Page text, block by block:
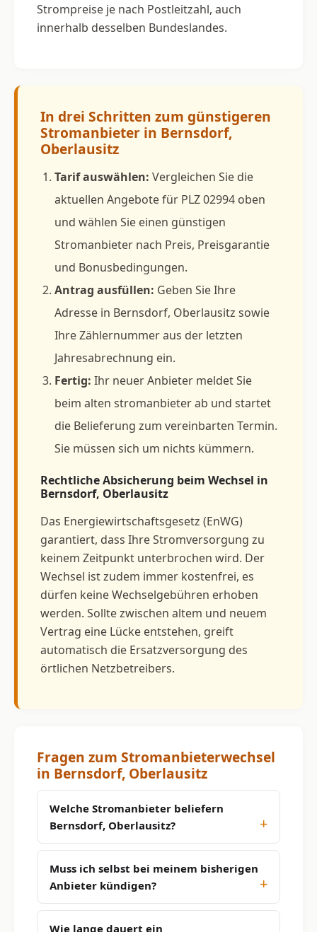
Strompreise je nach Postleitzahl, auch
innerhalb desselben Bundeslandes.
In drei Schritten zum günstigeren
Stromanbieter in Bernsdorf,
Oberlausitz
Tarif auswählen: Vergleichen Sie die
aktuellen Angebote für PLZ 02994 oben
und wählen Sie einen günstigen
Stromanbieter nach Preis, Preisgarantie
und Bonusbedingungen.
Antrag ausfüllen: Geben Sie Ihre
Adresse in Bernsdorf, Oberlausitz sowie
Ihre Zählernummer aus der letzten
Jahresabrechnung ein.
Fertig: Ihr neuer Anbieter meldet Sie
beim alten stromanbieter ab und startet
die Belieferung zum vereinbarten Termin.
Sie müssen sich um nichts kümmern.
Rechtliche Absicherung beim Wechsel in
Bernsdorf, Oberlausitz
Das Energiewirtschaftsgesetz (EnWG)
garantiert, dass Ihre Stromversorgung zu
keinem Zeitpunkt unterbrochen wird. Der
Wechsel ist zudem immer kostenfrei, es
dürfen keine Wechselgebühren erhoben
werden. Sollte zwischen altem und neuem
Vertrag eine Lücke entstehen, greift
automatisch die Ersatzversorgung des
örtlichen Netzbetreibers.
Fragen zum Stromanbieterwechsel
in Bernsdorf, Oberlausitz
Welche Stromanbieter beliefern
Bernsdorf, Oberlausitz?
Muss ich selbst bei meinem bisherigen
Anbieter kündigen?
Wie lange dauert ein